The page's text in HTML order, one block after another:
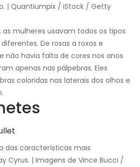
| Quantiumpix / iStock / Getty
as mulheres usavam todos os tipos
De rosas a roxos e
não havia falta de cores nos anos
apenas nas pálpebras. Eles
coloridas nas laterais dos olhos e
das características mais
Cyrus. | Imagens de Vince Bucci /